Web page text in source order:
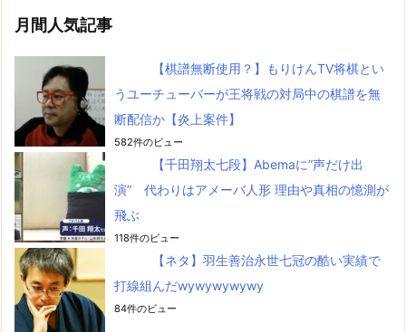
月間人気記事
【棋譜無断使用？】もりけんTV将棋とい
うユーチューバーが王将戦の対局中の棋譜を無
断配信か【炎上案件】
582件のビュー
【千田翔太七段】Abemaに”声だけ出
演” 代わりはアメーバ人形 理由や真相の憶測が
飛ぶ
118件のビュー
【ネタ】羽生善治永世七冠の酷い実績で
打線組んだwywywywywy
84件のビュー